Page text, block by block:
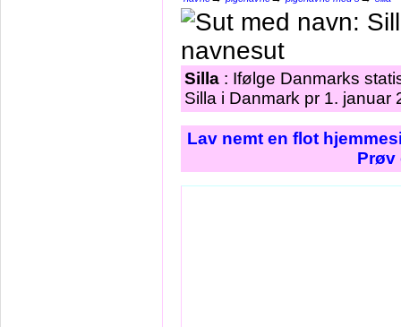
Silla : Ifølge Danmarks
Silla i Danmark pr 1. januar
Lav nemt en flot
Prøv